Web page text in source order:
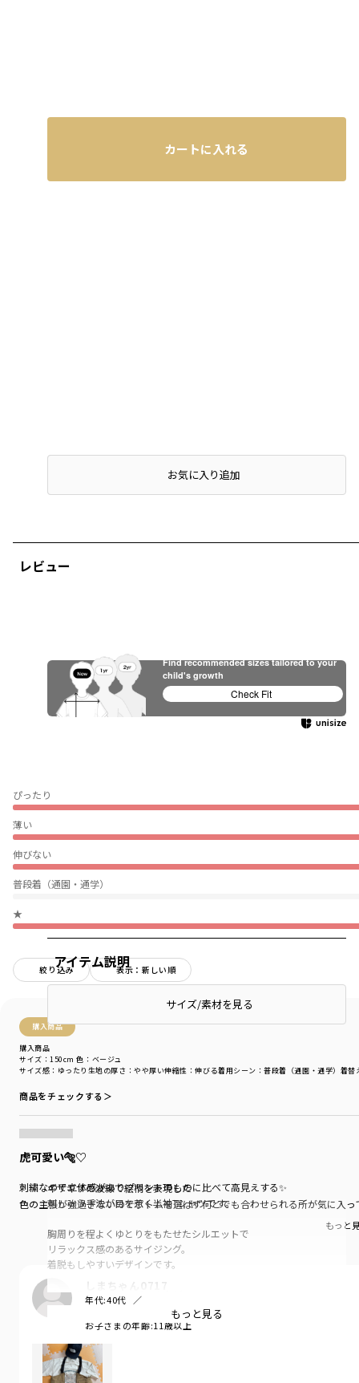
レビュー
ぴったり
薄い
伸びない
普段着（通園・通学）
★
絞り込み 表示：新しい順
購入商品
購入商品
サイズ感 ：ゆったり 生地の厚さ ：やや厚い伸縮性 ：伸びる着用シーン ：普段着（通園・通学） 着替
サイズ：150cm 色：ベージュ
商品をチェックする＞
虎可愛い🐅♡
刺繍なので立体感がありプリントのものに比べて高見えする✨
色の主張が強過ぎないのでボトムを選ばず何とでも合わせられる所が気に入
もっと
年代:40代
男の子
お子さまの年齢:11歳以上
カートに入れる
店頭在庫を確認するお気に入り追加
アイテム説明
サイズ/素材を見る
ギザギザの波線で絵柄を表現した
刺しゅう手法が目を惹く半袖Tシャツです。
胸周りを程よくゆとりをもたせたシルエットで
リラックス感のあるサイジング。
着脱もしやすいデザインです。
デニムやペインターパンツなどの
カジュアルスタイルにおすすめ。
これ一枚で存在感のあるスタイリングが楽しめます。
■素材
無地部分:綿100%
もっと見る
Find recommended sizes tailored to your
child's growth
Check Fit